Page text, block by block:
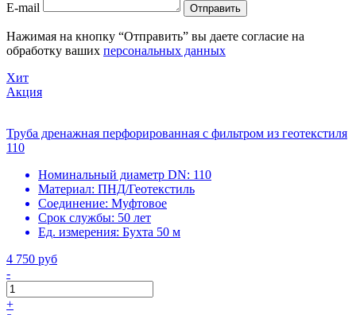
E-mail Отправить
Нажимая на кнопку “Отправить” вы даете согласие на
обработку ваших персональных данных
Хит
Акция
Труба дренажная перфорированная с фильтром из геотекстиля
110
Номинальный диаметр DN: 110
Материал: ПНД/Геотекстиль
Соединение: Муфтовое
Срок службы: 50 лет
Ед. измерения: Бухта 50 м
4 750 руб
-
+